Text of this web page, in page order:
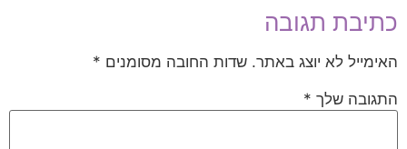
כתיבת תגובה
האימייל לא יוצג באתר. שדות החובה מסומנים *
התגובה שלך *